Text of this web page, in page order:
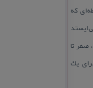
كه
صفر تا
یك